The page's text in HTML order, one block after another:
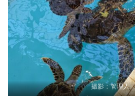
撮影：管理人